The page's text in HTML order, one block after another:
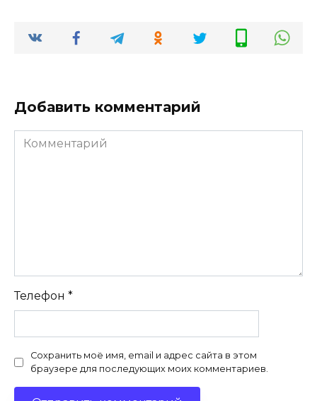
Добавить комментарий
Комментарий
Телефон *
Сохранить моё имя, email и адрес сайта в этом
браузере для последующих моих комментариев.